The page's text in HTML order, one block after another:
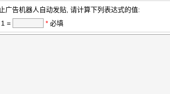
广告机器人自动发贴, 请计算下列表达式的值:
=
*必填